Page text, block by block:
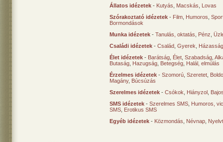
Állatos idézetek - Kutyás Macskás
Lovas
Szórakoztató idézetek - Film Humoros
Bormondások
Munka idézetek - Tanulás, oktatás Pénz
Családi idézetek - Család Gyerek
Élet idézetek - Barátság Élet Szabadság
Butaság Hazugság Betegség Halál, elmúlás
Érzelmes idézetek - Szomorú Szeretet
Magány, Búcsúzás
Szerelmes idézetek - Csókok Hiányzol
SMS idézetek - Szerelmes SMS Humoros,
SMS Erotikus SMS
Egyéb idézetek - Közmondás Névnap